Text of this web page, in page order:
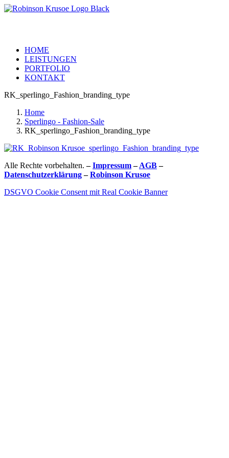
HOME
LEISTUNGEN
PORTFOLIO
KONTAKT
RK_sperlingo_Fashion_branding_type
Home
Sperlingo - Fashion-Sale
RK_sperlingo_Fashion_branding_type
Alle Rechte vorbehalten.– Impressum–AGB–
Datenschutzerklärung–Robinson Krusoe
DSGVO Cookie Consent mit Real Cookie Banner